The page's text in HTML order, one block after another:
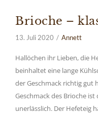
Brioche –
13. Juli 2020 Annett
Hallöchen ihr Lieben, die
beinhaltet eine lange
der Geschmack richtig gut
Geschmack des Brioche
unerlässlich. Der Hefeteig